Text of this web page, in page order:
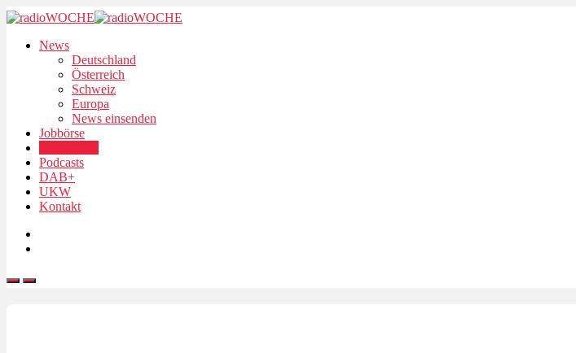
News
Deutschland
Österreich
Schweiz
Europa
News einsenden
Jobbörse
Podcasts
DAB+
UKW
Kontakt